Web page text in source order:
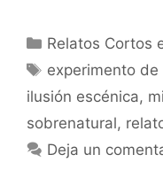
c
e
b
o
o
itt
er
at
s
A
p
p
Categorías
Relatos Cortos
Etiquetas
experimento de
ilusión escénica,
sobrenatural,
Deja un